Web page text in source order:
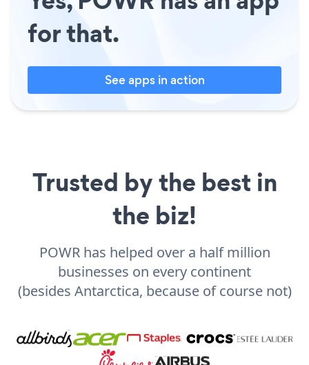
for that.
See apps in action
Trusted by the best in
the biz!
POWR has helped over a half million
businesses on every continent
(besides Antarctica, because of course not)